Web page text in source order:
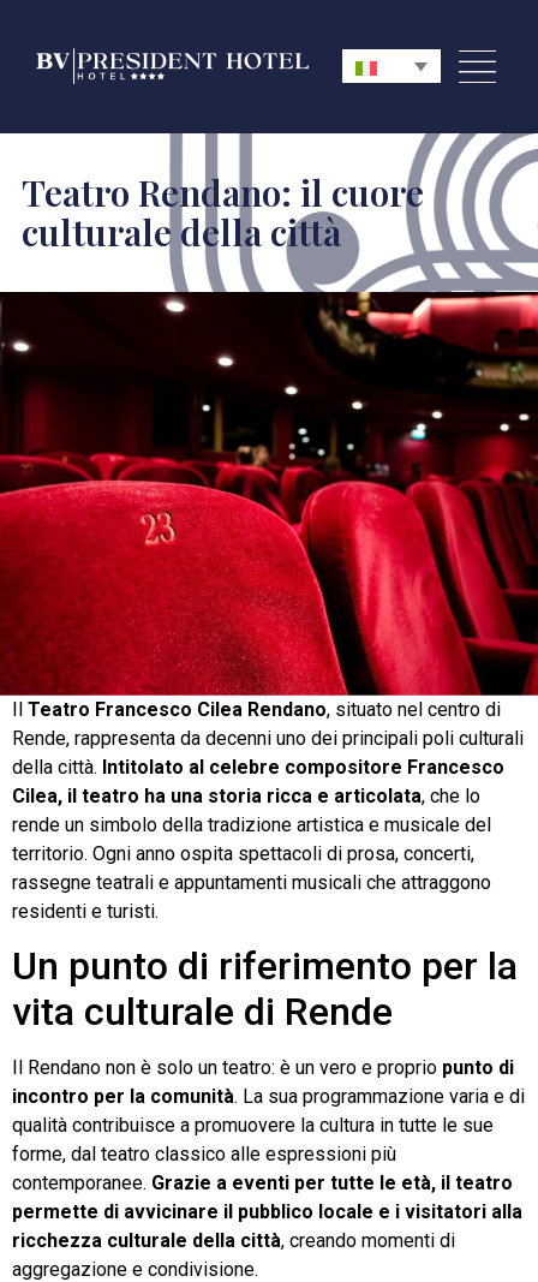
Teatro Rendano: il cuore
culturale della città
Il Teatro Francesco Cilea Rendano, situato nel centro di
Rende, rappresenta da decenni uno dei principali poli culturali
della città. Intitolato al celebre compositore Francesco
Cilea, il teatro ha una storia ricca e articolata, che lo
rende un simbolo della tradizione artistica e musicale del
territorio. Ogni anno ospita spettacoli di prosa, concerti,
rassegne teatrali e appuntamenti musicali che attraggono
residenti e turisti.
Un punto di riferimento per la
vita culturale di Rende
Il Rendano non è solo un teatro: è un vero e proprio punto di
incontro per la comunità. La sua programmazione varia e di
qualità contribuisce a promuovere la cultura in tutte le sue
forme, dal teatro classico alle espressioni più
contemporanee. Grazie a eventi per tutte le età, il teatro
permette di avvicinare il pubblico locale e i visitatori alla
ricchezza culturale della città, creando momenti di
aggregazione e condivisione.